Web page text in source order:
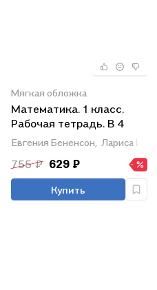
Мягкая обложка
Математика. 1 класс.
Рабочая тетрадь. В 4
частях. Часть 3
Евгения Бененсон, Лариса
755 ₽ 629 ₽
Купить